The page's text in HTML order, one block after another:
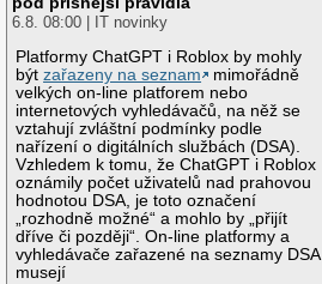
6.8. 08:00 | IT novinky
Platformy ChatGPT i Roblox by mohly
býtzařazeny na seznam
mimořádně
velkých on-line platforem nebo
internetových vyhledávačů, na něž se
vztahují zvláštní podmínky podle
nařízení o digitálních službách (DSA).
Vzhledem k tomu, že ChatGPT i Roblox
oznámily počet uživatelů nad prahovou
hodnotou DSA, je toto označení
„rozhodně možné“ a mohlo by „přijít
dříve či později“. On-line platformy a
vyhledávače zařazené na seznamy DSA
musejí